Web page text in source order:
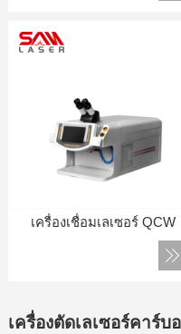
เครื่องเชื่อมเลเซอร์ QCW
เครื่องตัดเลเซอร์คาร์